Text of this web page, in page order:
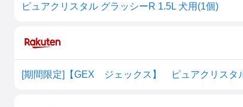
ピュアクリスタル グラッシーR 1.5L 犬用(1個)
[期間限定]【GEX ジェックス】 ピュアクリス